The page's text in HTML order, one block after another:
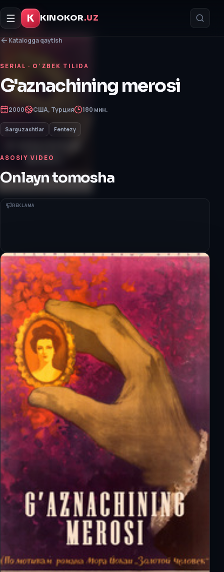
K KINOKOR.UZ
Katalogga qaytish
SERIAL · O‘ZBEK TILIDA
G'aznachining merosi
2000 США, Турция 180 мин.
Sarguzashtlar Fentezy
ASOSIY VIDEO
Onlayn tomosha
REKLAMA